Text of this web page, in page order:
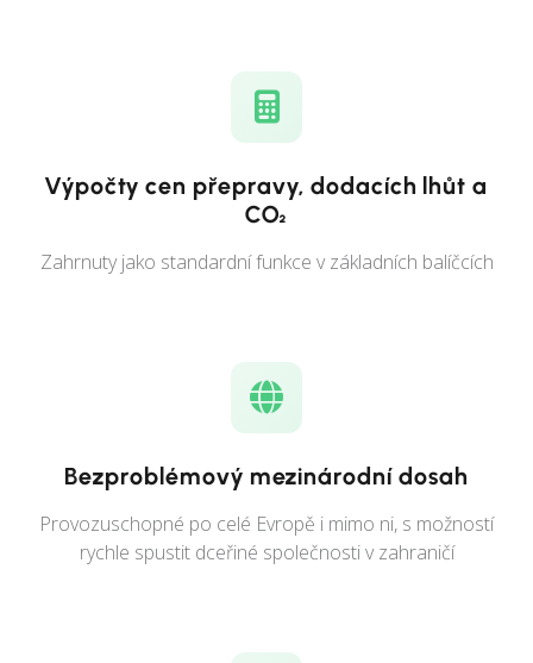
Výpočty cen přepravy, dodacích lhůt a
CO₂
Zahrnuty jako standardní funkce v základních balíčcích
Bezproblémový mezinárodní dosah
Provozuschopné po celé Evropě i mimo ni, s možností
rychle spustit dceřiné společnosti v zahraničí